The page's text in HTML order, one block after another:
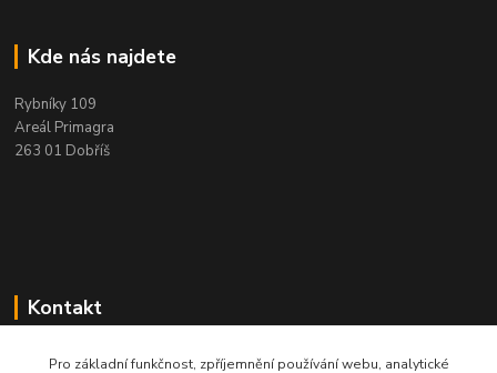
Kde nás najdete
Rybníky 109
Areál Primagra
263 01 Dobříš
Kontakt
+420 284 811 501
Pro základní funkčnost, zpříjemnění používání webu, analytické